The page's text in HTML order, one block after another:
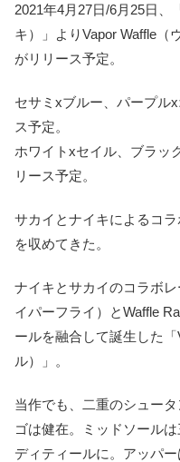
2021年4月27日/6月25日、
キ）」よりVapor Waffle（
がリリース予定。
セサミxブルー、パープル
ス予定。
ホワイトxセイル、ブラッ
リース予定。
サカイとナイキによるコ
を収めてきた。
ナイキとサカイのコラボ
イパーフライ）とWaffle
ールを融合して誕生した
ル）」。
当作でも、二重のシュー
ゴは健在。ミッドソール
ディティールに。アッパ